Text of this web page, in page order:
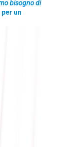
bisogno di
un